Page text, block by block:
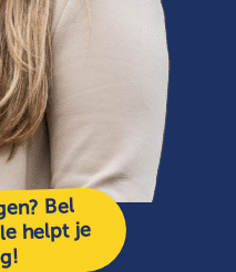
Bel
helpt je